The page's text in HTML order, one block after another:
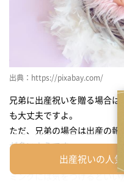
出産祝いの人
出典：https://pixabay.com/
兄弟に出産祝いを贈る場合
も大丈夫ですよ。
ただ、兄弟の場合は出産の報
が多いようです。
そういったときは、出産祝